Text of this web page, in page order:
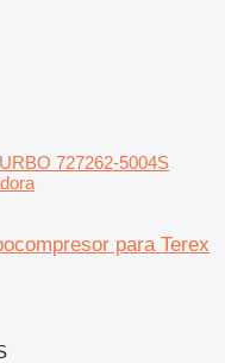
727262-5004S
para Terex